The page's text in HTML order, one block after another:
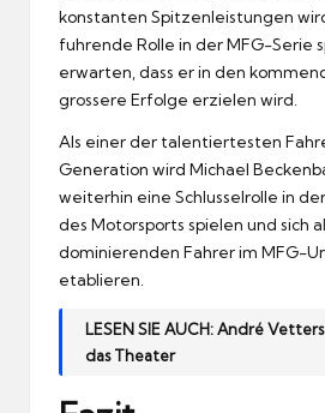
konstanten Spitzenleistungen
fuhrende Rolle in der MFG-Serie
erwarten, dass er in den
grossere Erfolge erzielen wird.
Als einer der talentiertesten
Generation wird Michael
weiterhin eine Schlusselrolle in
des Motorsports spielen und sich
dominierenden Fahrer im MFG-
etablieren.
LESEN SIE AUCH:André
das Theater